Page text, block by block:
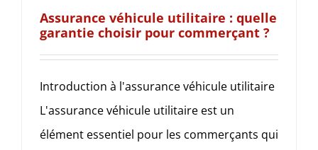
Assurance véhicule utilitaire : quelle
garantie choisir pour commerçant ?
Introduction à l'assurance véhicule utilitaire
L'assurance véhicule utilitaire est un
élément essentiel pour les commerçants qui